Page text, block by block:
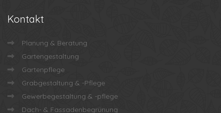
Kontakt
Planung & Beratung
Gartengestaltung
Gartenpflege
Grabgestaltung & -Pflege
Gewerbegestaltung & -pflege
Dach- & Fassadenbegrünung